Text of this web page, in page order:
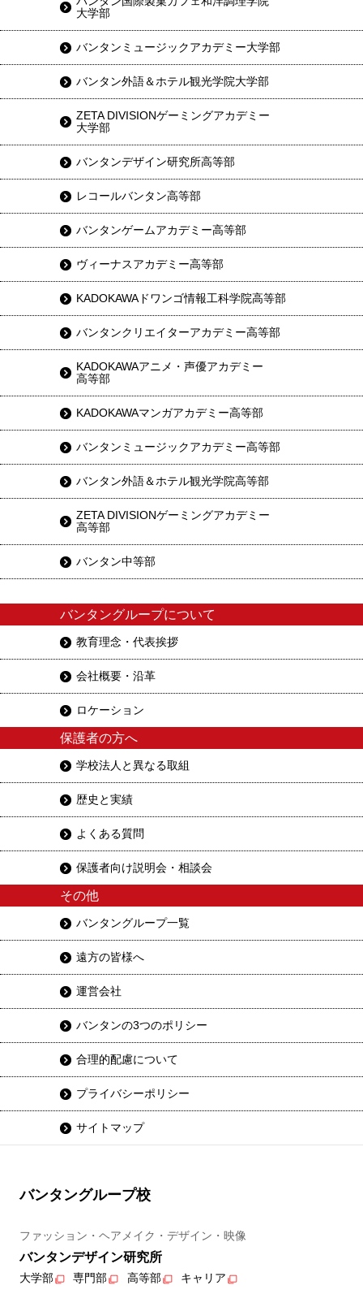
大学部
バンタンミュージックアカデミー大学部
バンタン外語＆ホテル観光学院大学部
ZETA DIVISIONゲーミングアカデミー
大学部
バンタンデザイン研究所高等部
レコールバンタン高等部
バンタンゲームアカデミー高等部
ヴィーナスアカデミー高等部
KADOKAWAドワンゴ情報工科学院高等部
バンタンクリエイターアカデミー高等部
KADOKAWAアニメ・声優アカデミー
高等部
KADOKAWAマンガアカデミー高等部
バンタンミュージックアカデミー高等部
バンタン外語＆ホテル観光学院高等部
ZETA DIVISIONゲーミングアカデミー
高等部
バンタン中等部
バンタングループについて
教育理念・代表挨拶
会社概要・沿革
ロケーション
保護者の方へ
学校法人と異なる取組
歴史と実績
よくある質問
保護者向け説明会・相談会
その他
バンタングループ一覧
遠方の皆様へ
運営会社
バンタンの3つのポリシー
合理的配慮について
プライバシーポリシー
サイトマップ
バンタングループ校
ファッション・ヘアメイク・デザイン・映像
バンタンデザイン研究所
大学部 専門部 高等部 キャリア